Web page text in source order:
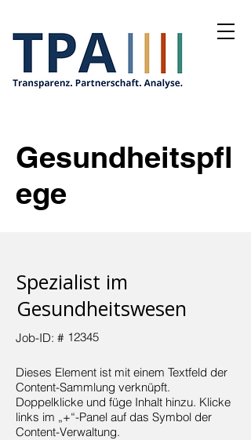
Gesundheitspfl
ege
Spezialist im
Gesundheitswesen
Job-ID: # 12345
Dieses Element ist mit einem Textfeld der
Content-Sammlung verknüpft.
Doppelklicke und füge Inhalt hinzu. Klicke
links im „+“-Panel auf das Symbol der
Content-Verwaltung.